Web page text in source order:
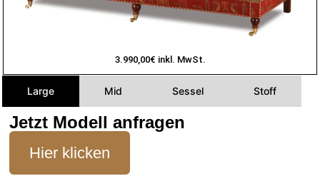
Large Mid Sessel Stoff
3.990,00€ inkl. MwSt.
Jetzt Modell anfragen
Hier klicken